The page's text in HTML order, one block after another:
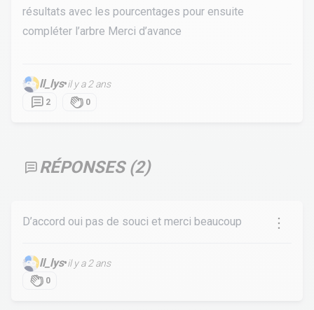
résultats avec les pourcentages pour ensuite
compléter l’arbre Merci d’avance
ll_lys•il y a 2 ans
2 0
RÉPONSES (2)
D’accord oui pas de souci et merci beaucoup
ll_lys•il y a 2 ans
0